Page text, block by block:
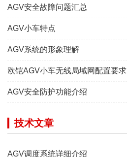
AGV安全故障问题汇总
AGV小车特点
AGV系统的形象理解
欧铠AGV小车无线局域网配置要求
AGV安全防护功能介绍
技术文章
AGV调度系统详细介绍